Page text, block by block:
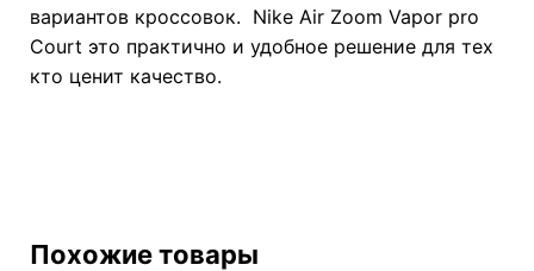
вариантов кроссовок. Nike Air Zoom Vapor pro
Court это практично и удобное решение для тех
кто ценит качество.
Похожие товары